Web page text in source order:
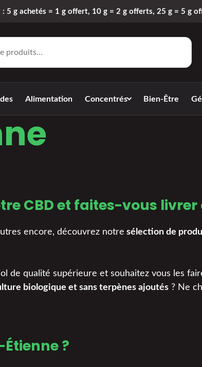
: 5 g achetés = 1 g offert, 10 g = 2 g offerts, 25 g = 5 g
Alimentation Concentrés Bien-Être
CBD et faites-vous
encore, découvrez notre sélection de
de qualité supérieure et souhaitez vous les
biologique et sans terpènes ajoutés ? Ne
?